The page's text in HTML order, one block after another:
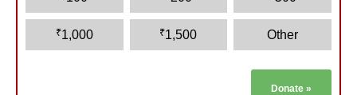
₹1,000 ₹1,500 Other
Donate »